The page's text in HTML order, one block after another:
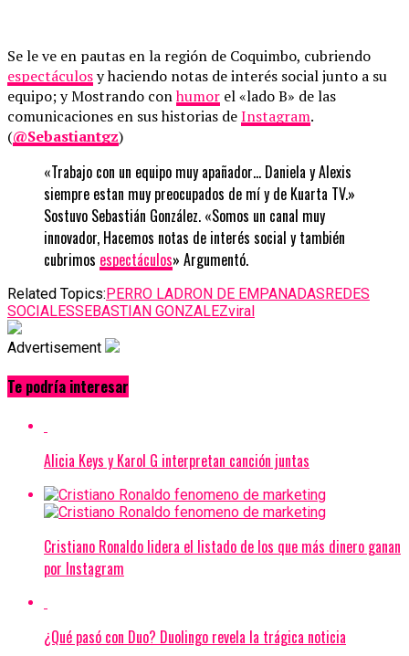
Se le ve en pautas en la región de Coquimbo, cubriendo
espectáculosy haciendo notas de interés social junto a su
equipo; y Mostrando conhumor el «lado B» de las
comunicaciones en sus historias deInstagram.
(@Sebastiantgz)
«Trabajo con un equipo muy apañador… Daniela y Alexis
siempre estan muy preocupados de mí y de Kuarta TV.»
Sostuvo Sebastián González. «Somos un canal muy
innovador, Hacemos notas de interés social y también
cubrimos espectáculos» Argumentó.
Related Topics:PERRO LADRON DE EMPANADASREDES
SOCIALESSEBASTIAN GONZALEZviral
Advertisement
Te podría interesar
Alicia Keys y Karol G interpretan canción juntas
Cristiano Ronaldo lidera el listado de los que más dinero ganan
por Instagram
¿Qué pasó con Duo? Duolingo revela la trágica noticia